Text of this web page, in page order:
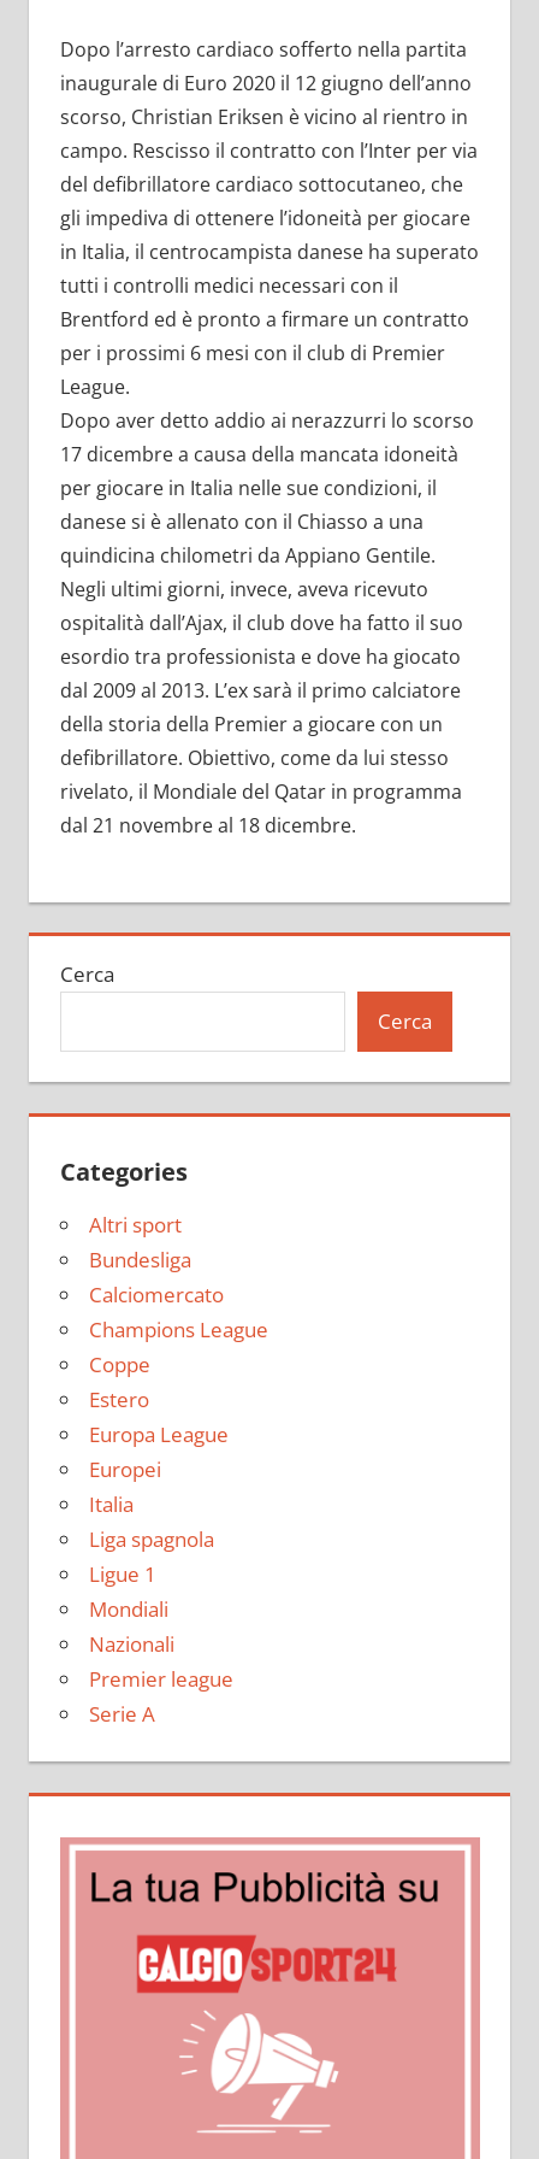
Dopo l’arresto cardiaco sofferto nella partita
inaugurale di Euro 2020 il 12 giugno dell’anno
scorso, Christian Eriksen è vicino al rientro in
campo. Rescisso il contratto con l’Inter per via
del defibrillatore cardiaco sottocutaneo, che
gli impediva di ottenere l’idoneità per giocare
in Italia, il centrocampista danese ha superato
tutti i controlli medici necessari con il
Brentford ed è pronto a firmare un contratto
per i prossimi 6 mesi con il club di Premier
League.
Dopo aver detto addio ai nerazzurri lo scorso
17 dicembre a causa della mancata idoneità
per giocare in Italia nelle sue condizioni, il
danese si è allenato con il Chiasso a una
quindicina chilometri da Appiano Gentile.
Negli ultimi giorni, invece, aveva ricevuto
ospitalità dall’Ajax, il club dove ha fatto il suo
esordio tra professionista e dove ha giocato
dal 2009 al 2013. L’ex sarà il primo calciatore
della storia della Premier a giocare con un
defibrillatore. Obiettivo, come da lui stesso
rivelato, il Mondiale del Qatar in programma
dal 21 novembre al 18 dicembre.
Cerca
Cerca
Categories
Altri sport
Bundesliga
Calciomercato
Champions League
Coppe
Estero
Europa League
Europei
Italia
Liga spagnola
Ligue 1
Mondiali
Nazionali
Premier league
Serie A